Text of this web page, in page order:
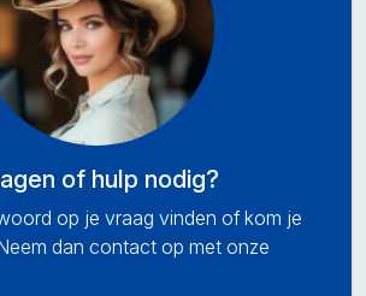
of hulp nodig?
op je vraag vinden of kom je
dan contact op met onze